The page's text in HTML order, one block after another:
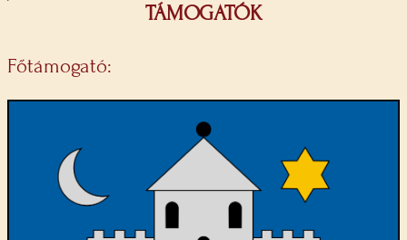
TÁMOGATÓK
Főtámogató: